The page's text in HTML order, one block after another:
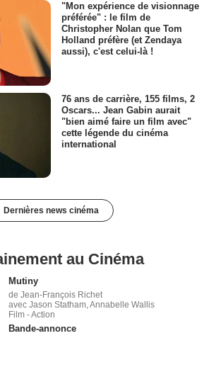
"Mon expérience de visionnage
préférée" : le film de
Christopher Nolan que Tom
Holland préfère (et Zendaya
aussi), c'est celui-là !
76 ans de carrière, 155 films, 2
Oscars... Jean Gabin aurait
"bien aimé faire un film avec"
cette légende du cinéma
international
Dernières news cinéma
au Cinéma
Mutiny
de Jean-François Richet
avec Jason Statham, Annabelle Wallis
Film - Action
Bande-annonce